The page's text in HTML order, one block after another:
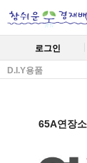
로그인
D.I.Y용품
65A연장